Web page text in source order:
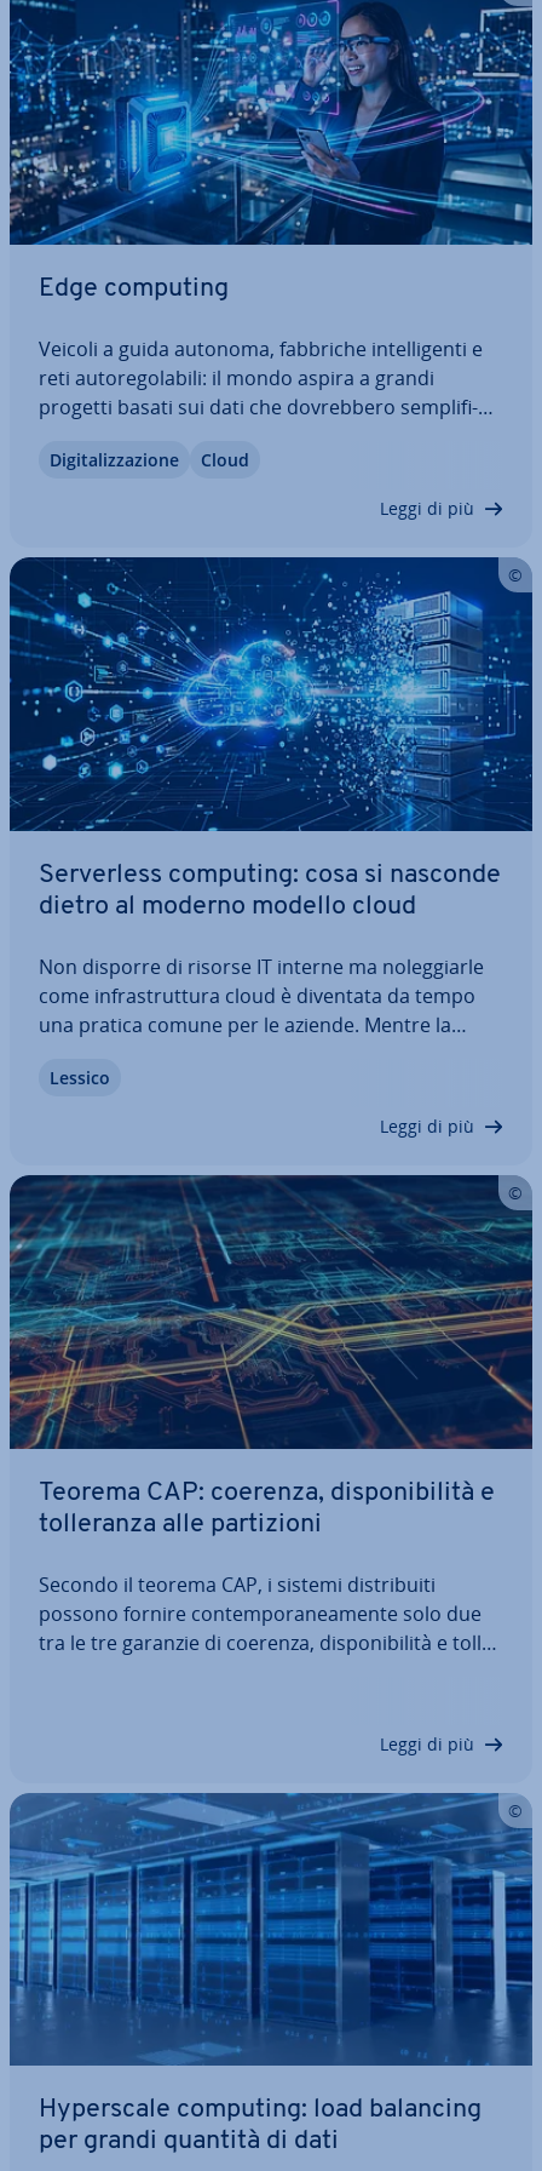
Edge computing
Veicoli a guida autonoma, fabbriche in­tel­li­gen­ti e
reti au­to­re­go­la­bi­li: il mondo aspira a grandi
progetti basati sui dati che do­vreb­be­ro sem­pli­fi­
nella classica con­ce­zio­ne del cloud. Servono perciò
Di­gi­ta­liz­za­zio­ne Cloud
Leggi di più
Ser­ver­less computing: cosa si nasconde
dietro al moderno modello cloud
Non disporre di risorse IT interne ma no­leg­giar­le
come in­fra­strut­tu­ra cloud è diventata da tempo
una pratica comune per le aziende. Mentre la
richiede in­te­ra­zio­ni utente concrete per l'am­mi­ni­
Lessico
Leggi di più
Teorema CAP: coerenza, di­spo­ni­bi­li­tà e
tol­le­ran­za alle par­ti­zio­ni
Secondo il teorema CAP, i sistemi di­stri­bui­ti
possono fornire con­tem­po­ra­nea­men­te solo due
tra le tre garanzie di coerenza, di­spo­ni­bi­li­tà e tol­le­
Leggi di più
Hy­per­sca­le computing: load balancing
per grandi quantità di dati